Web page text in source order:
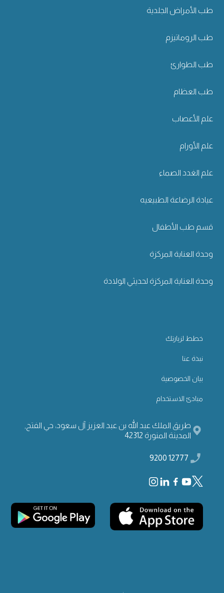
طب الأمراض الجلدية
طب الروماتيزم
طب الطوارئ
طب العظام
علم الأعصاب
علم الأورام
علم الغدد الصماء
عيادة الرضاعة الطبيعيه
قسم طب الأطفال
وحدة العناية المركزة
وحدة العناية المركزة لحديثي الولادة
خطط لزيارتك
نبذة عنا
بيان الخصوصية
مبادئ الاستخدام
طريق الملك عبد الله بن عبد العزيز آل سعود، حي الفتح,
المدينة المنورة 42312
12777 9200